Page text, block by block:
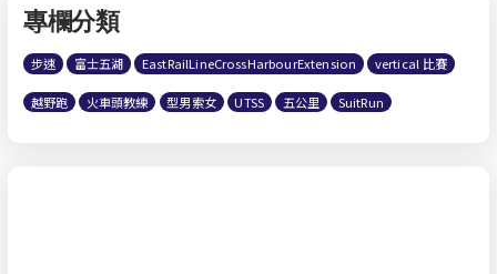
專欄分類
步速 富士五湖 EastRailLineCrossHarbourExtension vertical 比賽
越野跑 火車頭教練 型男索女 UTSS 五公里 SuitRun